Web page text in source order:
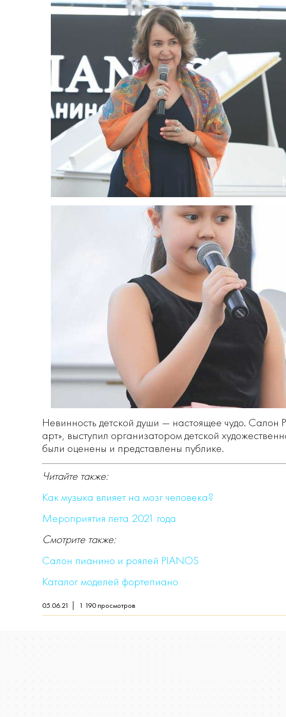
Невинность детской души — настоящее чудо. Салон
арт», выступил организатором детской
были оценены и представлены публике.
Читайте также:
Как музыка влияет на мозг человека?
Мероприятия лета 2021 года
Смотрите также:
Салон пианино и роялей PIANOS
Каталог моделей фортепиано
05.06.21 1 190просмотров